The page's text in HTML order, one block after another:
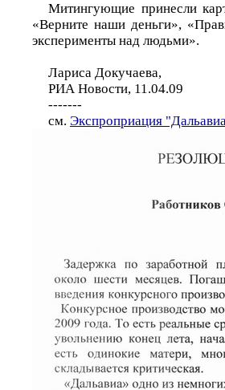
Митингующие принесли
«Верните наши деньги»,
эксперименты над людьми».
Лариса Докучаева,
РИА Новости, 11.04.09
-------
см. Экспроприация